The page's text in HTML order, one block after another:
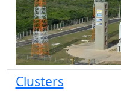
Clusters